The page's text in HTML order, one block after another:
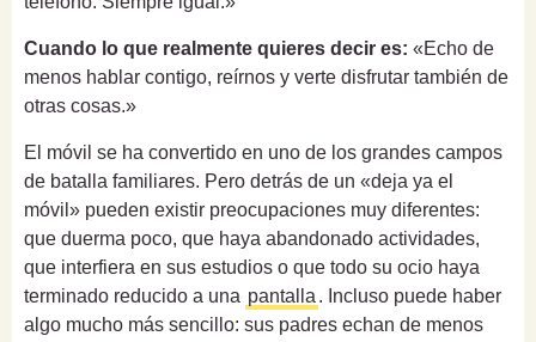
Cuando lo que realmente quieres decir es: «Echo de
menos hablar contigo, reírnos y verte disfrutar también de
otras cosas.»
El móvil se ha convertido en uno de los grandes campos
de batalla familiares. Pero detrás de un «deja ya el
móvil» pueden existir preocupaciones muy diferentes:
que duerma poco, que haya abandonado actividades,
que interfiera en sus estudios o que todo su ocio haya
terminado reducido a una pantalla . Incluso puede haber
algo mucho más sencillo: sus padres echan de menos